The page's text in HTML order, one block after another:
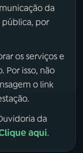
da
pública, por
os serviços e
Por isso, não
o link
da
aqui.